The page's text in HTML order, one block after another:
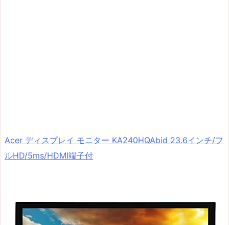
Acer ディスプレイ モニター KA240HQAbid 23.6インチ/フ
ルHD/5ms/HDMI端子付